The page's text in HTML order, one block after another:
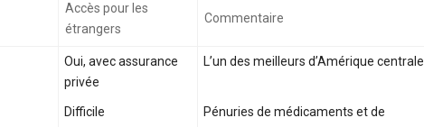
Accès pour les
étrangers
Commentaire
Oui, avec assurance
privée
L’un des meilleurs d’Amérique centrale.
Difficile
Pénuries de médicaments et de